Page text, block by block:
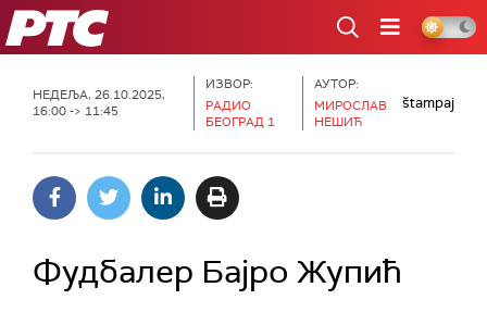
РТС
НЕДЕЉА, 26.10.2025,
16:00 -> 11:45
ИЗВОР:
РАДИО
БЕОГРАД 1
АУТОР:
МИРОСЛАВ
НЕШИЋ
štampaj
Фудбалер Бајро Жупић